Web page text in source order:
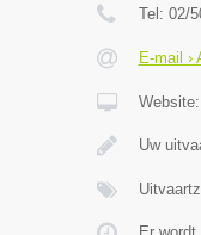
Tel: 02/
E-mail ›
Website:
Uw